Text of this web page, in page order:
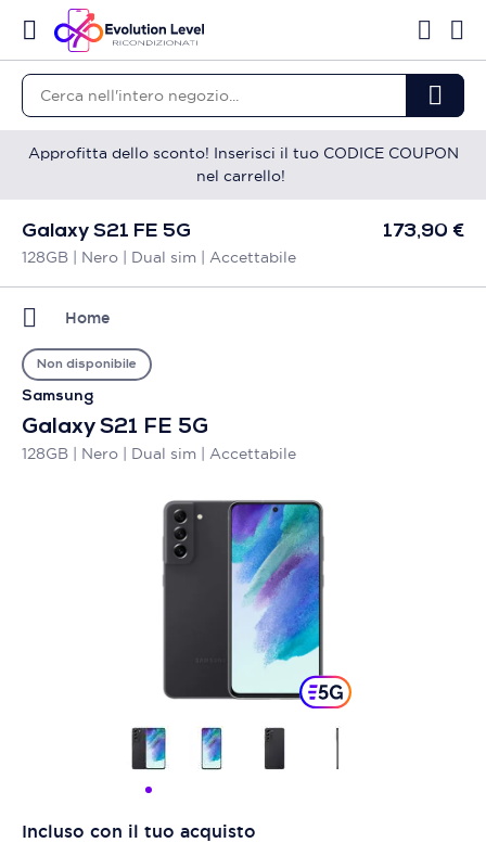
Approfitta dello sconto! Inserisci il tuo CODICE COUPON
nel carrello!
Galaxy S21 FE 5G
128GB | Nero | Dual sim | Accettabile
173,90 €
Home
Samsung
Galaxy S21 FE 5G
128GB | Nero | Dual sim | Accettabile
Non disponibile
Incluso con il tuo acquisto